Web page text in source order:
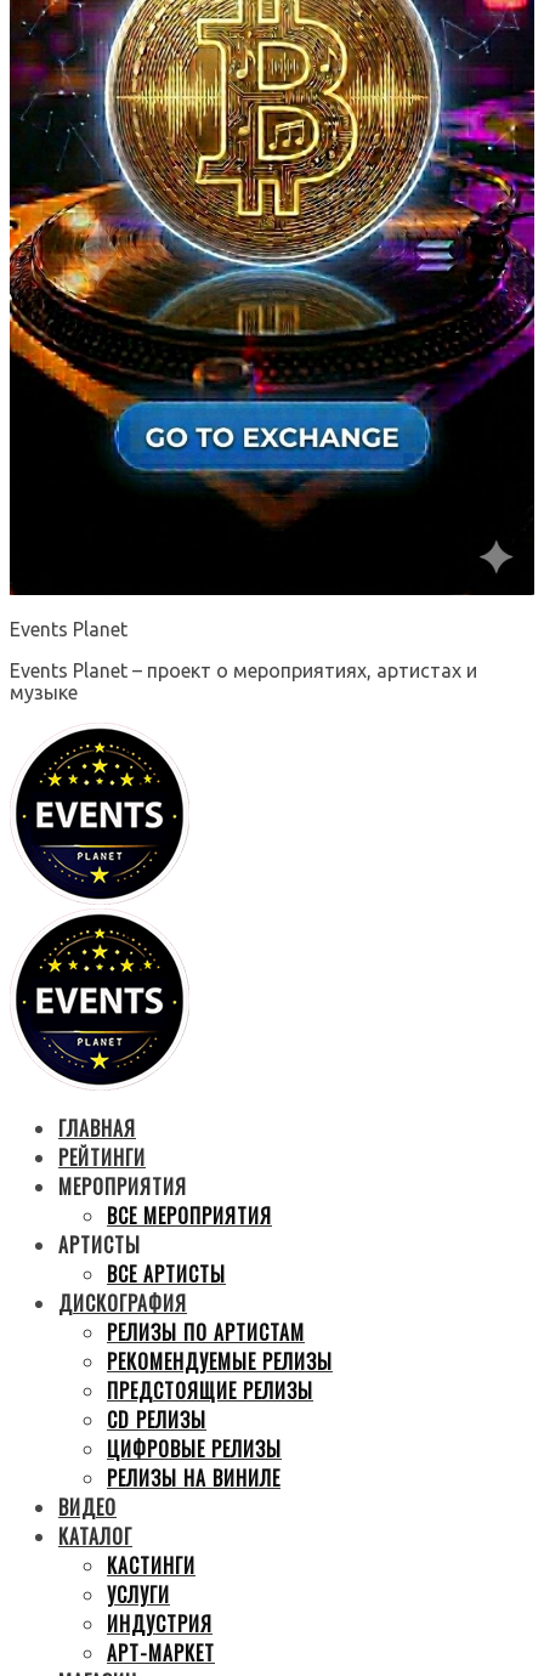
Events Planet
Events Planet – проект о мероприятиях, артистах и
музыке
ГЛАВНАЯ
РЕЙТИНГИ
МЕРОПРИЯТИЯ
ВСЕ МЕРОПРИЯТИЯ
АРТИСТЫ
ВСЕ АРТИСТЫ
ДИСКОГРАФИЯ
РЕЛИЗЫ ПО АРТИСТАМ
РЕКОМЕНДУЕМЫЕ РЕЛИЗЫ
ПРЕДСТОЯЩИЕ РЕЛИЗЫ
CD РЕЛИЗЫ
ЦИФРОВЫЕ РЕЛИЗЫ
РЕЛИЗЫ НА ВИНИЛЕ
ВИДЕО
КАТАЛОГ
КАСТИНГИ
УСЛУГИ
ИНДУСТРИЯ
АРТ-МАРКЕТ